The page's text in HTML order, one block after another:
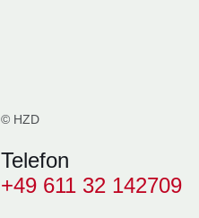
© HZD
Telefon
+49 611 32 142709